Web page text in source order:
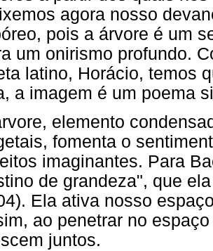
agora nosso
pois a árvore é um
um onirismo profundo.
latino, Horácio, temos
a imagem é um poema
elemento
fomenta o
imaginantes. Para
de grandeza", que
Ela ativa nosso
ao penetrar no
juntos.